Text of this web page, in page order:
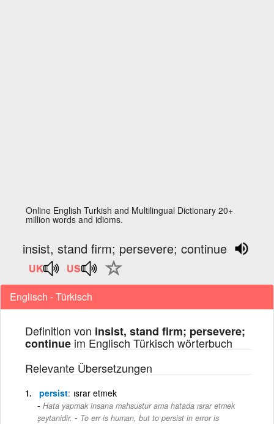
Online English Turkish and Multilingual Dictionary 20+
million words and idioms.
insist, stand firm; persevere; continue
Englisch - Türkisch
Definition von insist, stand firm; persevere;
continue im Englisch Türkisch wörterbuch
Relevante Übersetzungen
persist ısrar etmek
Hata yapmak insana mahsustur ama hatada ısrar etmek
şeytanidir. - To err is human, but to persist in error is